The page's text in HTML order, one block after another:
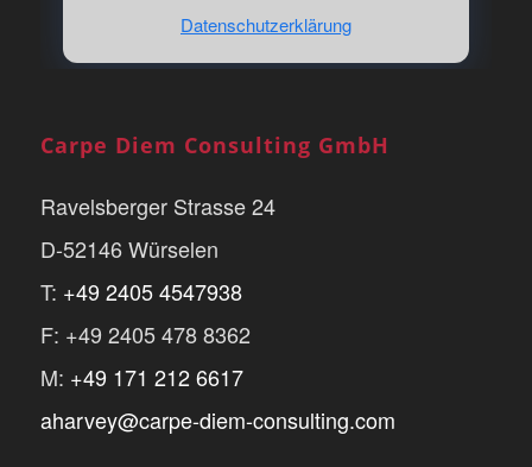
Datenschutzerklärung
Carpe Diem Consulting GmbH
Ravelsberger Strasse 24
D-52146 Würselen
T: +49 2405 4547938
F: +49 2405 478 8362
M: +49 171 212 6617
aharvey@carpe-diem-consulting.com